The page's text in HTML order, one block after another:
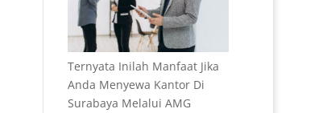
Ternyata Inilah Manfaat Jika
Anda Menyewa Kantor Di
Surabaya Melalui AMG